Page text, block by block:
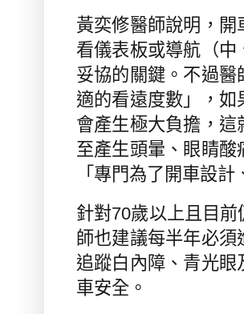
黃奕修醫師說明，開
看儀表板或導航（
妥協的關鍵。不過
適的看遠度數」，如
會產生極大負擔，
至產生頭暈、眼睛
「專門為了開車設
針對70歲以上且目
師也建議每半年必
追蹤白內障、青光
車安全。